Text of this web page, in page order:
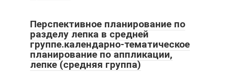
Перспективное планирование по
разделу лепка в средней
группе.календарно-тематическое
планирование по аппликации,
лепке (средняя группа)